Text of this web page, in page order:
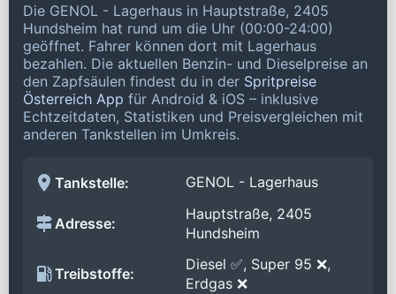
Die GENOL - Lagerhaus in Hauptstraße, 2405
Hundsheim hat rund um die Uhr (00:00-24:00)
geöffnet. Fahrer können dort mit Lagerhaus
bezahlen. Die aktuellen Benzin- und Dieselpreise an
den Zapfsäulen findest du in der Spritpreise
Österreich App für Android & iOS – inklusive
Echtzeitdaten, Statistiken und Preisvergleichen mit
anderen Tankstellen im Umkreis.
Tankstelle: GENOL - Lagerhaus
Adresse:
Hauptstraße, 2405
Hundsheim
Treibstoffe:
Diesel ✅, Super 95 ❌,
Erdgas ❌